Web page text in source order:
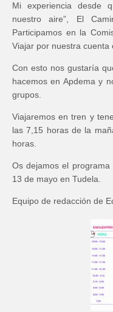
Mi experiencia desde
nuestro aire”, El
Participamos en la
Viajar por nuestra cuenta
Con esto nos gustaría
hacemos en Apdema y
grupos.
Viajaremos en tren y
las 7,15 horas de la
horas.
Os dejamos el
13 de mayo en Tudela.
Equipo de redacción de